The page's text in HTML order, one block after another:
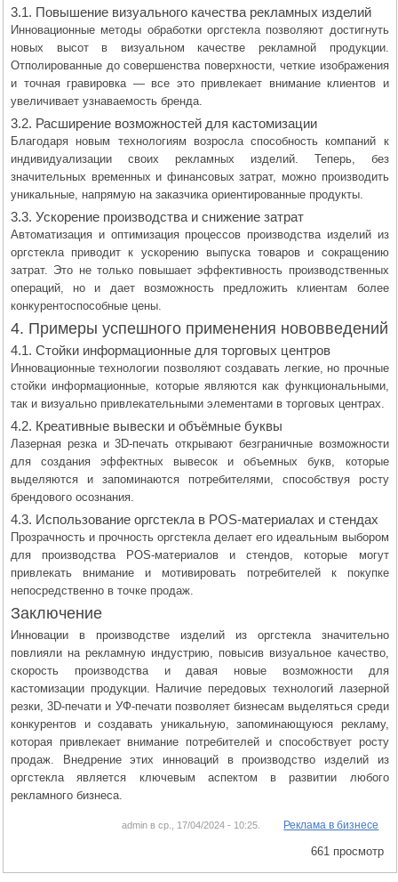
3.1. Повышение визуального качества рекламных изделий
Инновационные методы обработки оргстекла позволяют достигнуть
новых высот в визуальном качестве рекламной продукции.
Отполированные до совершенства поверхности, четкие изображения
и точная гравировка — все это привлекает внимание клиентов и
увеличивает узнаваемость бренда.
3.2. Расширение возможностей для кастомизации
Благодаря новым технологиям возросла способность компаний к
индивидуализации своих рекламных изделий. Теперь, без
значительных временных и финансовых затрат, можно производить
уникальные, напрямую на заказчика ориентированные продукты.
3.3. Ускорение производства и снижение затрат
Автоматизация и оптимизация процессов производства изделий из
оргстекла приводит к ускорению выпуска товаров и сокращению
затрат. Это не только повышает эффективность производственных
операций, но и дает возможность предложить клиентам более
конкурентоспособные цены.
4. Примеры успешного применения нововведений
4.1. Стойки информационные для торговых центров
Инновационные технологии позволяют создавать легкие, но прочные
стойки информационные, которые являются как функциональными,
так и визуально привлекательными элементами в торговых центрах.
4.2. Креативные вывески и объёмные буквы
Лазерная резка и 3D-печать открывают безграничные возможности
для создания эффектных вывесок и объемных букв, которые
выделяются и запоминаются потребителями, способствуя росту
брендового осознания.
4.3. Использование оргстекла в POS-материалах и стендах
Прозрачность и прочность оргстекла делает его идеальным выбором
для производства POS-материалов и стендов, которые могут
привлекать внимание и мотивировать потребителей к покупке
непосредственно в точке продаж.
Заключение
Инновации в производстве изделий из оргстекла значительно
повлияли на рекламную индустрию, повысив визуальное качество,
скорость производства и давая новые возможности для
кастомизации продукции. Наличие передовых технологий лазерной
резки, 3D-печати и УФ-печати позволяет бизнесам выделяться среди
конкурентов и создавать уникальную, запоминающуюся рекламу,
которая привлекает внимание потребителей и способствует росту
продаж. Внедрение этих инноваций в производство изделий из
оргстекла является ключевым аспектом в развитии любого
рекламного бизнеса.
admin в ср., 17/04/2024 - 10:25. Реклама в бизнесе
661 просмотр